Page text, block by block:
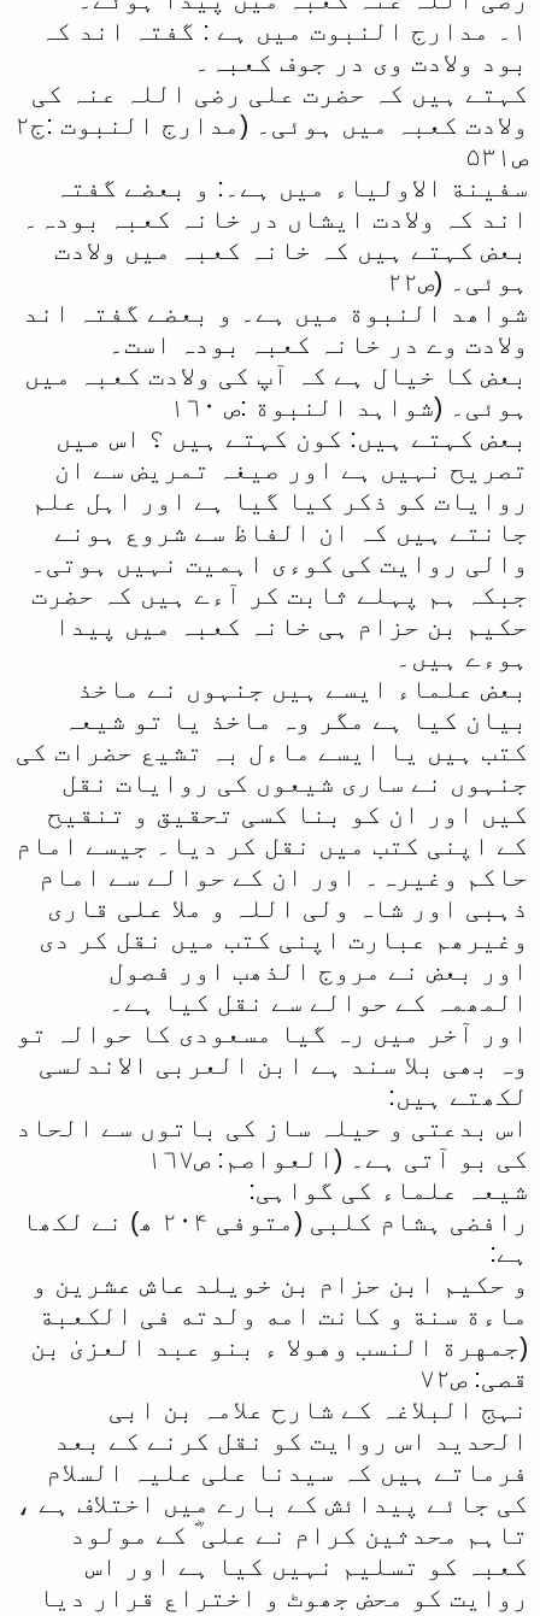
١۔ مدارج النبوت میں ہے : گفتہ اند کہ
بود ولادت وی در جوف کعبہ۔
کہتے ہیں کہ حضرت علی رضی اللہ عنہ کی
ولادت کعبہ میں ہوئی۔ (مدارج النبوت :ج۲
ص۵۳١
سفینة الاولیاء میں ہے۔: و بعضے گفتہ
اند کہ ولادت ایشاں در خانہ کعبہ بودہ۔
بعض کہتے ہیں کہ خانہ کعبہ میں ولادت
ہوئی۔ (ص۲۲
شواھد النبوة میں ہے۔ و بعضے گفتہ اند
ولادت وے در خانہ کعبہ بودہ است۔
بعض کا خیال ہے کہ آپ کی ولادت کعبہ میں
ہوئی۔ (شواہد النبوة :ص ١٦۰
بعض کہتے ہیں: کون کہتے ہیں ؟ اس میں
تصریح نہیں ہے اور صیغہ تمریض سے ان
روایات کو ذکر کیا گیا ہے اور اہل علم
جانتے ہیں کہ ان الفاظ سے شروع ہونے
والی روایت کی کوءی اہمیت نہیں ہوتی۔
جبکہ ہم پہلے ثابت کر آءے ہیں کہ حضرت
حکیم بن حزام ہی خانہ کعبہ میں پیدا
ہوءے ہیں۔
بعض علماء ایسے ہیں جنہوں نے ماخذ
بیان کیا ہے مگر وہ ماخذ یا تو شیعہ
کتب ہیں یا ایسے ماءل بہ تشیع حضرات کی
جنہوں نے ساری شیعوں کی روایات نقل
کیں اور ان کو بنا کسی تحقیق و تنقیح
کے اپنی کتب میں نقل کر دیا۔ جیسے امام
حاکم وغیرہ۔ اور ان کے حوالے سے امام
ذہبی اور شاہ ولی اللہ و ملا علی قاری
وغیرھم عبارت اپنی کتب میں نقل کر دی
اور بعض نے مروج الذھب اور فصول
المھمہ کے حوالے سے نقل کیا ہے۔
اور آخر میں رہ گیا مسعودی کا حوالہ تو
وہ بھی بلا سند ہے ابن العربی الاندلسی
لکھتے ہیں:
اس بدعتی و حیلہ ساز کی باتوں سے الحاد
کی بو آتی ہے۔ (العواصم: ص١٦۷
شیعہ علماء کی گواہی:
رافضی ہشام کلبی (متوفی ۲۰۴ ھ) نے لکھا
ہے:
و حکیم ابن حزام بن خویلد عاش عشرین و
ماءة سنة و کانت امه ولدته فی الکعبة
(جمهرة النسب وهولا ء بنو عبد العزیٰ بن
قصی: ص۷۲
نہج البلاغہ کے شارح علامہ بن ابی
الحدید اس روایت کو نقل کرنے کے بعد
فرماتے ہیں کہ سیدنا علی علیہ السلام
کی جائے پیدائش کے بارے میں اختلاف ہے ،
تاہم محدثین کرام نے علی ؓ کے مولود
کعبہ کو تسلیم نہیں کیا ہے اور اس
روایت کو محض جھوٹ و اختراع قرار دیا